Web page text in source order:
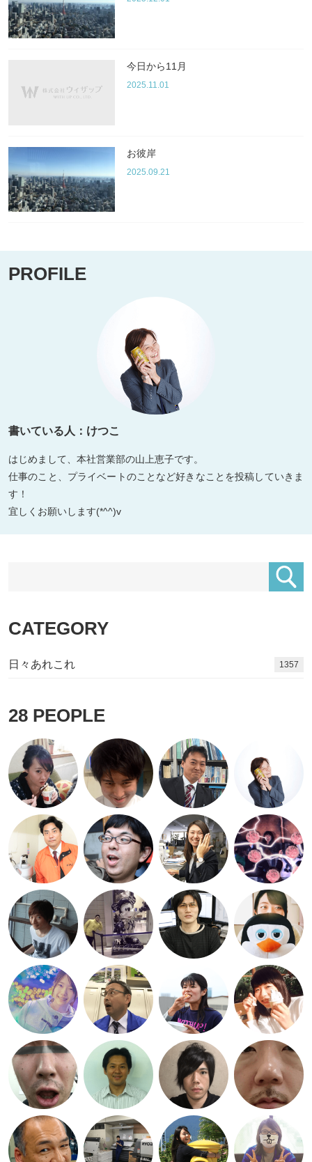
今日から11月
2025.11.01
お彼岸
2025.09.21
PROFILE
書いている人：けつこ
はじめまして、本社営業部の山上恵子です。
仕事のこと、プライベートのことなど好きなことを投稿していきま
す！
宜しくお願いします(*^^)v
CATEGORY
日々あれこれ 1480
28 PEOPLE